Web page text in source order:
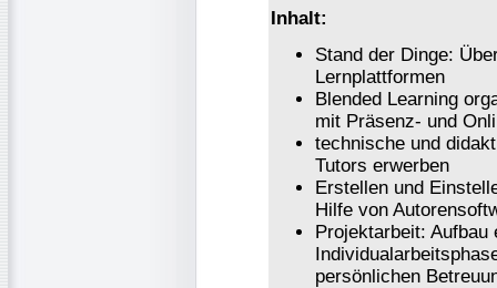
Inhalt:
Stand der Dinge:
Lernplattformen
Blended Learning
mit Präsenz- und
technische und
Tutors erwerben
Erstellen und
Hilfe von
Projektarbeit:
persönlichen